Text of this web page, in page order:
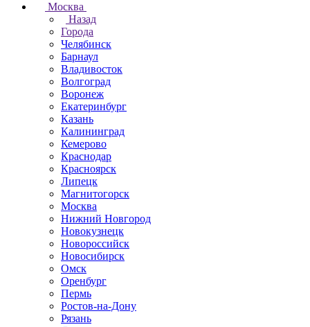
Москва
Назад
Города
Челябинск
Барнаул
Владивосток
Волгоград
Воронеж
Екатеринбург
Казань
Калининград
Кемерово
Краснодар
Красноярск
Липецк
Магнитогорск
Москва
Нижний Новгород
Новокузнецк
Новороссийск
Новосибирск
Омск
Оренбург
Пермь
Ростов-на-Дону
Рязань